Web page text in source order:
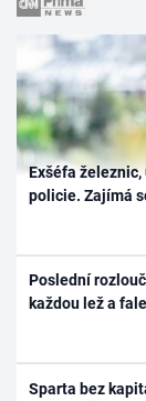
Exšéfa
policie. Zajímá
Poslední
každou lež a
Sparta bez